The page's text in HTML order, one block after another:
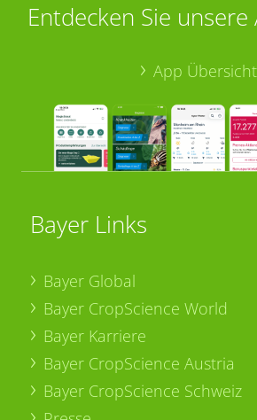
Entdecken Sie
App Übersicht
Bayer Links
Bayer Global
Bayer CropScience World
Bayer Karriere
Bayer CropScience Austria
Bayer CropScience Schweiz